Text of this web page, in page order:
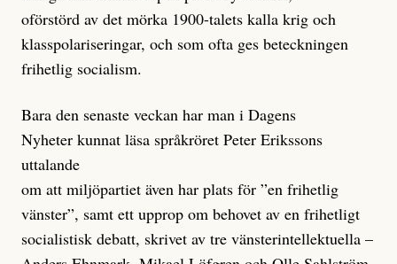
oförstörd av det mörka 1900-talets kalla krig och
klasspolariseringar, och som ofta ges beteckningen
frihetlig socialism.
Bara den senaste veckan har man i Dagens
Nyheter kunnat läsa språkröret Peter Erikssons
uttalande
om att miljöpartiet även har plats för ”en frihetlig
vänster”, samt ett upprop om behovet av en frihetligt
socialistisk debatt, skrivet av tre vänsterintellektuella –